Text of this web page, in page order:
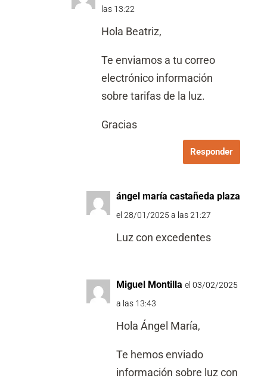
las 13:22
Hola Beatriz,
Te enviamos a tu correo
electrónico información
sobre tarifas de la luz.
Gracias
Responder
ángel maría castañeda plaza
el 28/01/2025 a las 21:27
Luz con excedentes
Miguel Montilla el 03/02/2025
a las 13:43
Hola Ángel María,
Te hemos enviado
información sobre luz con